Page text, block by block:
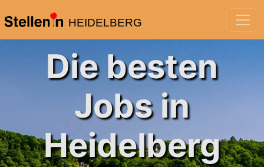
HEIDELBERG
Die besten
Jobs in
Heidelberg